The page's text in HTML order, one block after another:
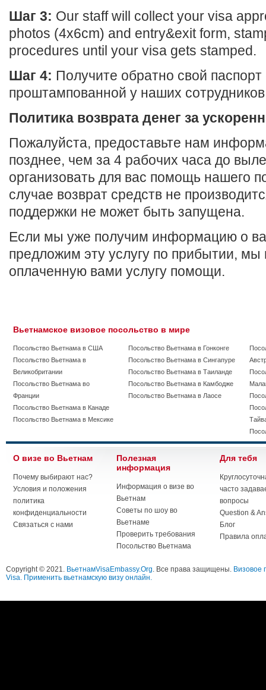
Шаг 3: Our staff will collect your visa
photos (4x6cm) and entry&exit form,
procedures until your visa gets stamped.
Шаг 4: Получите обратно свой
проштампованной у наших
Политика возврата денег за
Пожалуйста, предоставьте нам
позднее, чем за 4 рабочих часа до
организовать для вас помощь нашего
случае возврат средств не
поддержки не может быть запущена.
Если мы уже получим информацию о
предложим эту услугу по прибытии,
оплаченную вами услугу помощи.
Вьетнамское визовое посольство в мире
Посольство Вьетнама в США
Посольство Вьетнама в
Великобритании
Посольство Вьетнама во
Франции
Посольство Вьетнама в Канаде
Посольство Вьетнама в Мексике
Посольство Вьетнама в Гонконге
Посольство Вьетнама в Сингапуре
Посольство Вьетнама в Таиланде
Посольство Вьетнама в Камбодже
Посольство Вьетнама в Лаосе
О визе во Вьетнам
Почему выбирают нас?
Условия и положения
политика
конфиденциальности
Связаться с нами
Полезная
информация
Информация о визе во
Вьетнам
Советы по шоу во
Вьетнаме
Проверить требования
Посольство Вьетнама
Для тебя
часто
вопросы
Question &
Блог
Правила
Copyright © 2021. ВьетнамVisaEmbassy.Org. Все права защищены. Визовое
Visa. Применить вьетнамскую визу онлайн.